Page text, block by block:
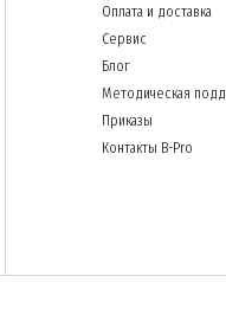
Оплата и доставка
Сервис
Блог
Методическая
Приказы
Контакты B-Pro